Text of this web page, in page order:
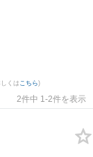
くは こちら)
2件中 1-2件を表示